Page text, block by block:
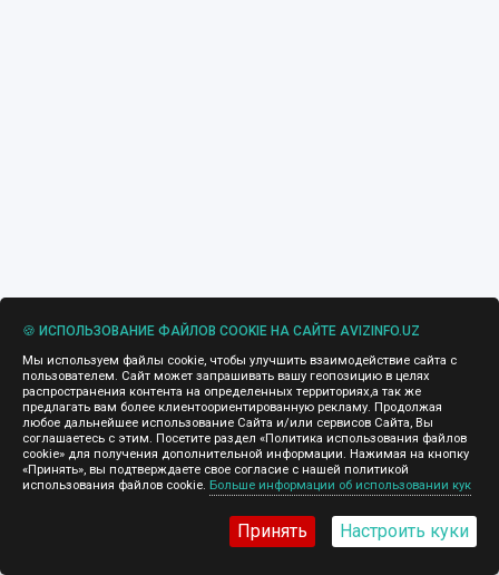
🍪 ИСПОЛЬЗОВАНИЕ ФАЙЛОВ COOKIE НА САЙТЕ AVIZINFO.UZ
Мы используем файлы cookie, чтобы улучшить взаимодействие сайта с
пользователем. Сайт может запрашивать вашу геопозицию в целях
распространения контента на определенных территориях,а так же
предлагать вам более клиентоориентированную рекламу. Продолжая
любое дальнейшее использование Сайта и/или сервисов Сайта, Вы
соглашаетесь с этим. Посетите раздел «Политика использования файлов
cookie» для получения дополнительной информации. Нажимая на кнопку
«Принять», вы подтверждаете свое согласие с нашей политикой
использования файлов cookie. Больше информации об использовании кук
Принять Настроить куки